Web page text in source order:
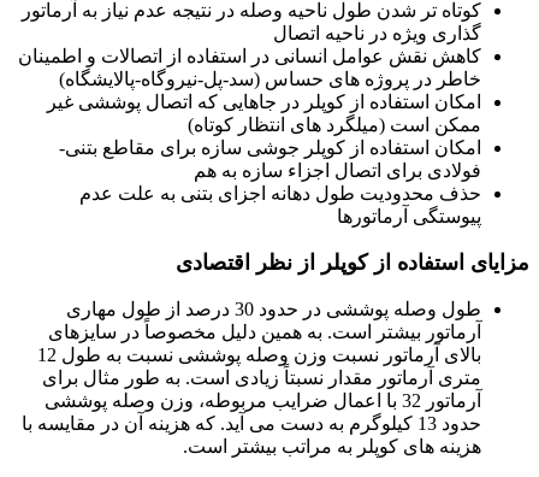
کوتاه تر شدن طول ناحیه وصله در نتیجه عدم نیاز به آرماتور
گذاری ویژه در ناحیه اتصال
کاهش نقش عوامل انسانی در استفاده از اتصالات و اطمینان
خاطر در پروژه های حساس (سد-پل-نیروگاه-پالایشگاه)
امکان استفاده از کوپلر در جاهایی که اتصال پوششی غیر
ممکن است (میلگرد های انتظار کوتاه)
امکان استفاده از کوپلر جوشی سازه برای مقاطع بتنی-
فولادی برای اتصال اجزاء سازه به هم
حذف محدودیت طول دهانه اجزای بتنی به علت عدم
پیوستگی آرماتورها
مزایای استفاده از کوپلر از نظر اقتصادی
طول وصله پوششی در حدود 30 درصد از طول مهاری
آرماتور بیشتر است. به همین دلیل مخصوصاً در سایزهای
بالای آرماتور نسبت وزن وصله پوششی نسبت به طول 12
متری آرماتور مقدار نسبتاً زیادی است. به طور مثال برای
آرماتور 32 با اعمال ضرایب مربوطه، وزن وصله پوششی
حدود 13 کیلوگرم به دست می آید. که هزینه آن در مقایسه با
هزینه های کوپلر به مراتب بیشتر است.